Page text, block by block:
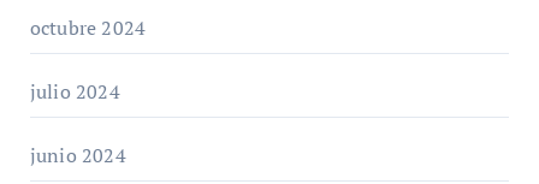
octubre 2024
julio 2024
junio 2024